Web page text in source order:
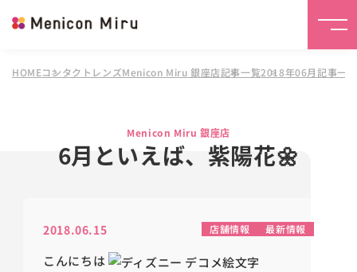
HOMEコンタクトレンズMenicon Miru 銀座店記事一覧2018年06月記事一覧
Menicon Miru 銀座店
6月といえば、紫陽花🌼
2018.06.15 店舗情報 最新情報
こんにちは